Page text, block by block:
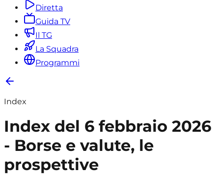
Diretta
Guida TV
Il TG
La Squadra
Programmi
Index
Index del 6 febbraio 2026
- Borse e valute, le
prospettive